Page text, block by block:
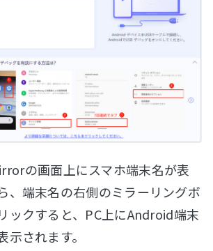
の画面上にスマホ端末名が表
、端末名の右側のミラーリングボ
ックすると、PC上にAndroid端末
示されます。